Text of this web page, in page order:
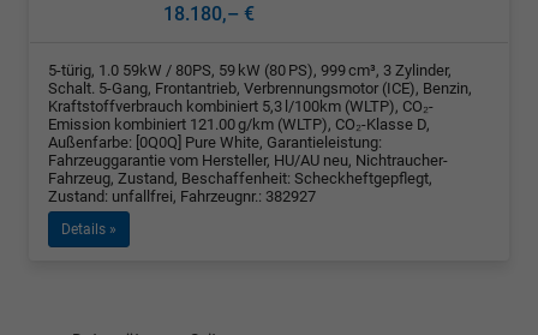
18.180,– €
5-türig, 1.0 59kW / 80PS, 59 kW (80 PS), 999 cm³, 3 Zylinder,
Schalt. 5-Gang, Frontantrieb, Verbrennungsmotor (ICE), Benzin,
Kraftstoffverbrauch kombiniert 5,3 l/100km (WLTP), CO₂-
Emission kombiniert 121.00 g/km (WLTP), CO₂-Klasse D,
Außenfarbe: [0Q0Q] Pure White, Garantieleistung:
Fahrzeuggarantie vom Hersteller, HU/AU neu, Nichtraucher-
Fahrzeug, Zustand, Beschaffenheit: Scheckheftgepflegt,
Zustand: unfallfrei, Fahrzeugnr.: 382927
Details »